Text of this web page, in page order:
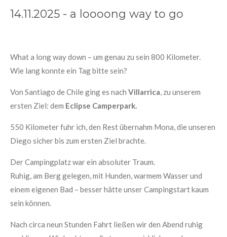
14.11.2025 - a loooong way to go
What a long way down – um genau zu sein 800 Kilometer.
Wie lang konnte ein Tag bitte sein?
Von Santiago de Chile ging es nach Villarrica, zu unserem
ersten Ziel: dem Eclipse Camperpark.
550 Kilometer fuhr ich, den Rest übernahm Mona, die unseren
Diego sicher bis zum ersten Ziel brachte.
Der Campingplatz war ein absoluter Traum.
Ruhig, am Berg gelegen, mit Hunden, warmem Wasser und
einem eigenen Bad – besser hätte unser Campingstart kaum
sein können.
Nach circa neun Stunden Fahrt ließen wir den Abend ruhig